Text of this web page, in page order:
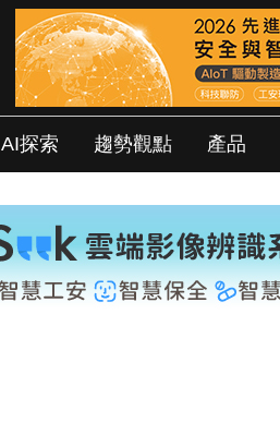
AI探索 趨勢觀點 產品